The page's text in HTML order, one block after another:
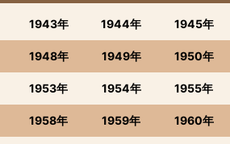
1943年 1944年 1945年
1948年 1949年 1950年
1953年 1954年 1955年
1958年 1959年 1960年